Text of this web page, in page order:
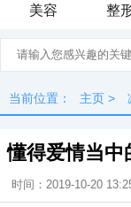
美容 整
当前位置： 主页 >
懂得爱情当中
时间：2019-10-20